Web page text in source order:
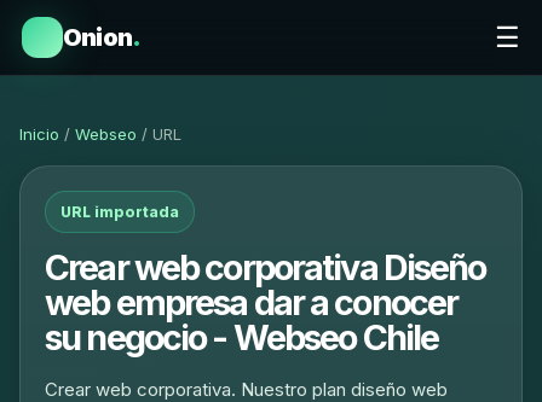
Onion. ☰
Inicio / Webseo / URL
URL importada
Crear web corporativa Diseño
web empresa dar a conocer
su negocio - Webseo Chile
Crear web corporativa. Nuestro plan diseño web